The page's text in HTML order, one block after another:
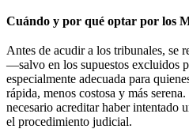
Cuándo y por qué optar por los
Antes de acudir a los tribunales, se
—salvo en los supuestos excluidos
especialmente adecuada para
rápida, menos costosa y más
necesario acreditar haber intentado
el procedimiento judicial.